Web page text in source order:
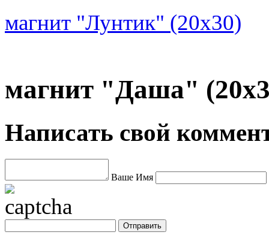
магнит "Лунтик" (20х30)
магнит "Даша"
Написать свой
Ваше Имя